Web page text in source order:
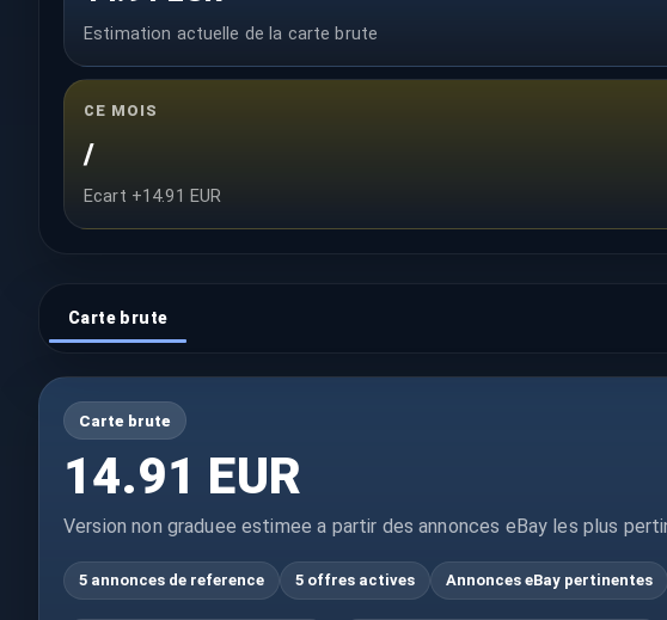
Estimation actuelle de la carte brute
CE MOIS
/
Ecart +14.91 EUR
Carte brute
Carte brute
14.91 EUR
Version non graduee estimee a partir des annonces eBay les plus
5 annonces de reference 5 offres actives Annonces eBay pertinentes